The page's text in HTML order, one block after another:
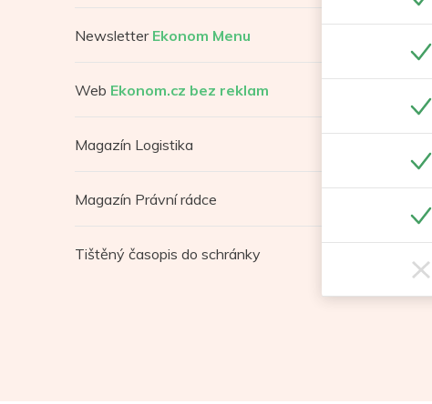
Newsletter Ekonom Menu
Web Ekonom.cz bez reklam
Magazín Logistika
Magazín Právní rádce
Tištěný časopis do schránky